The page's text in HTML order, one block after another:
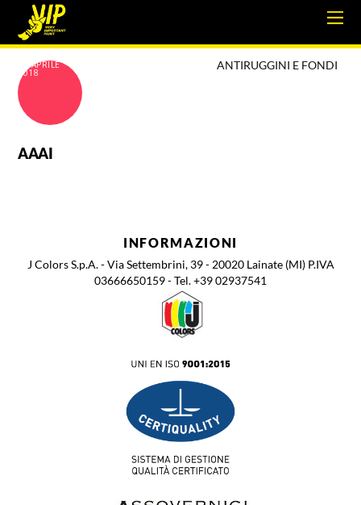
18 APRILE
2018
AAAI
ANTIRUGGINI E FONDI
INFORMAZIONI
J Colors S.p.A. - Via Settembrini, 39 - 20020 Lainate (MI) P.IVA
03666650159 - Tel. +39 02937541